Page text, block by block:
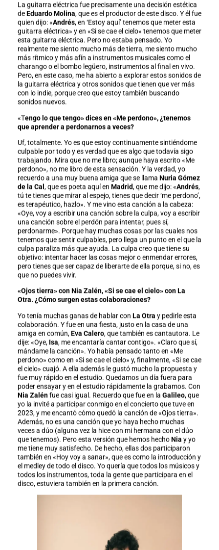
La guitarra eléctrica fue precisamente una decisión estética
de Eduardo Molina, que es el productor de este disco. Y él fue
quien dijo: «Andrés, en ‘Estoy aquí’ tenemos que meter esta
guitarra eléctrica» y en «Si se cae el cielo» tenemos que meter
esta guitarra eléctrica. Pero no estaba pensado. Yo
realmente me siento mucho más de tierra, me siento mucho
más rítmico y más afín a instrumentos musicales como el
charango o el bombo legüero, instrumentos al final en vivo.
Pero, en este caso, me ha abierto a explorar estos sonidos de
la guitarra eléctrica y otros sonidos que tienen que ver más
con lo indie, porque creo que estoy también buscando
sonidos nuevos.
«Tengo lo que tengo» dices en «Me perdono», ¿tenemos
que aprender a perdonarnos a veces?
Uf, totalmente. Yo es que estoy continuamente sintiéndome
culpable por todo y es verdad que es algo que todavía sigo
trabajando. Mira que no me libro; aunque haya escrito «Me
perdono», no me libro de esta sensación. Y la verdad, yo
recuerdo a una muy buena amiga que se llama Nuria Gómez
de la Cal, que es poeta aquí en Madrid, que me dijo: «Andrés,
tú te tienes que mirar al espejo, tienes que decir ‘me perdono’,
es terapéutico, hazlo». Y me vino esta canción a la cabeza:
«Oye, voy a escribir una canción sobre la culpa, voy a escribir
una canción sobre el perdón para intentar, pues sí,
perdonarme». Porque hay muchas cosas por las cuales nos
tenemos que sentir culpables, pero llega un punto en el que la
culpa paraliza más que ayuda. La culpa creo que tiene su
objetivo: intentar hacer las cosas mejor o enmendar errores,
pero tienes que ser capaz de liberarte de ella porque, si no, es
que no puedes vivir.
«Ojos tierra» con Nia Zalén, «Si se cae el cielo» con La
Otra. ¿Cómo surgen estas colaboraciones?
Yo tenía muchas ganas de hablar con La Otra y pedirle esta
colaboración. Y fue en una fiesta, justo en la casa de una
amiga en común, Eva Calero, que también es cantautora. Le
dije: «Oye, Isa, me encantaría cantar contigo». «Claro que sí,
mándame la canción». Yo había pensado tanto en «Me
perdono» como en «Si se cae el cielo» y, finalmente, «Si se cae
el cielo» cuajó. A ella además le gustó mucho la propuesta y
fue muy rápido en el estudio. Quedamos un día fuera para
poder ensayar y en el estudio rápidamente la grabamos. Con
Nia Zalénfue casi igual. Recuerdo que fue en la Galileo, que
yo la invité a participar conmigo en el concierto que tuve en
2023, y me encantó cómo quedó la canción de «Ojos tierra».
Además, no es una canción que yo haya hecho muchas
veces a dúo (alguna vez la hice con mi hermana con el dúo
que tenemos). Pero esta versión que hemos hechoNia y yo
me tiene muy satisfecho. De hecho, ellas dos participaron
también en «Hoy voy a sanar», que es como la introducción y
el medley de todo el disco. Yo quería que todos los músicos y
todos los instrumentos, toda la gente que participara en el
disco, estuviera también en la primera canción.